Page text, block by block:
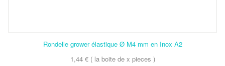
Rondelle grower élastique Ø M4 mm en Inox A2
1,44 € ( la boite de x pieces )